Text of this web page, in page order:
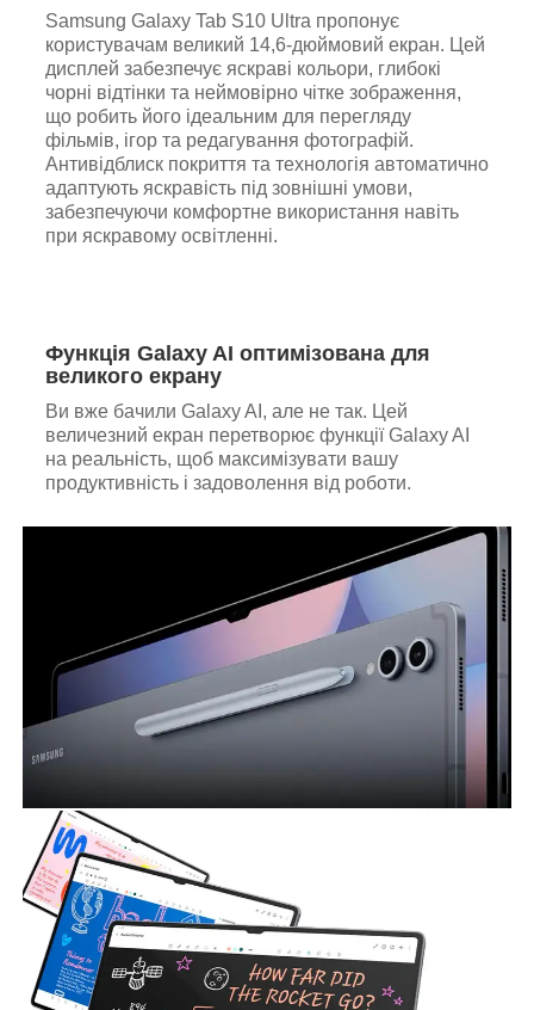
Samsung Galaxy Tab S10 Ultra пропонує
користувачам великий 14,6-дюймовий екран. Цей
дисплей забезпечує яскраві кольори, глибокі
чорні відтінки та неймовірно чітке зображення,
що робить його ідеальним для перегляду
фільмів, ігор та редагування фотографій.
Антивідблиск покриття та технологія автоматично
адаптують яскравість під зовнішні умови,
забезпечуючи комфортне використання навіть
при яскравому освітленні.
Функція Galaxy AI оптимізована для
великого екрану
Ви вже бачили Galaxy AI, але не так. Цей
величезний екран перетворює функції Galaxy AI
на реальність, щоб максимізувати вашу
продуктивність і задоволення від роботи.